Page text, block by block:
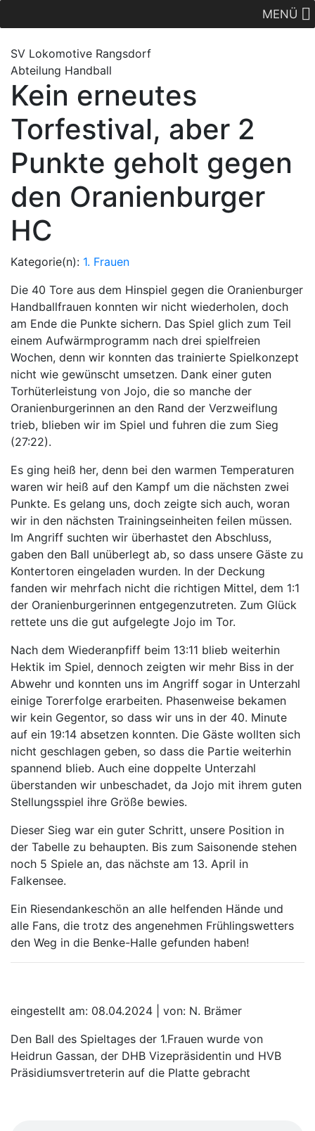
MENÜ
SV Lokomotive Rangsdorf
Abteilung Handball
Kein erneutes
Torfestival, aber 2
Punkte geholt gegen
den Oranienburger
HC
Kategorie(n): 1. Frauen
Die 40 Tore aus dem Hinspiel gegen die Oranienburger
Handballfrauen konnten wir nicht wiederholen, doch
am Ende die Punkte sichern. Das Spiel glich zum Teil
einem Aufwärmprogramm nach drei spielfreien
Wochen, denn wir konnten das trainierte Spielkonzept
nicht wie gewünscht umsetzen. Dank einer guten
Torhüterleistung von Jojo, die so manche der
Oranienburgerinnen an den Rand der Verzweiflung
trieb, blieben wir im Spiel und fuhren die zum Sieg
(27:22).
Es ging heiß her, denn bei den warmen Temperaturen
waren wir heiß auf den Kampf um die nächsten zwei
Punkte. Es gelang uns, doch zeigte sich auch, woran
wir in den nächsten Trainingseinheiten feilen müssen.
Im Angriff suchten wir überhastet den Abschluss,
gaben den Ball unüberlegt ab, so dass unsere Gäste zu
Kontertoren eingeladen wurden. In der Deckung
fanden wir mehrfach nicht die richtigen Mittel, dem 1:1
der Oranienburgerinnen entgegenzutreten. Zum Glück
rettete uns die gut aufgelegte Jojo im Tor.
Nach dem Wiederanpfiff beim 13:11 blieb weiterhin
Hektik im Spiel, dennoch zeigten wir mehr Biss in der
Abwehr und konnten uns im Angriff sogar in Unterzahl
einige Torerfolge erarbeiten. Phasenweise bekamen
wir kein Gegentor, so dass wir uns in der 40. Minute
auf ein 19:14 absetzen konnten. Die Gäste wollten sich
nicht geschlagen geben, so dass die Partie weiterhin
spannend blieb. Auch eine doppelte Unterzahl
überstanden wir unbeschadet, da Jojo mit ihrem guten
Stellungsspiel ihre Größe bewies.
Dieser Sieg war ein guter Schritt, unsere Position in
der Tabelle zu behaupten. Bis zum Saisonende stehen
noch 5 Spiele an, das nächste am 13. April in
Falkensee.
Ein Riesendankeschön an alle helfenden Hände und
alle Fans, die trotz des angenehmen Frühlingswetters
den Weg in die Benke-Halle gefunden haben!
eingestellt am: 08.04.2024 | von: N. Brämer
Den Ball des Spieltages der 1.Frauen wurde von
Heidrun Gassan, der DHB Vizepräsidentin und HVB
Präsidiumsvertreterin auf die Platte gebracht